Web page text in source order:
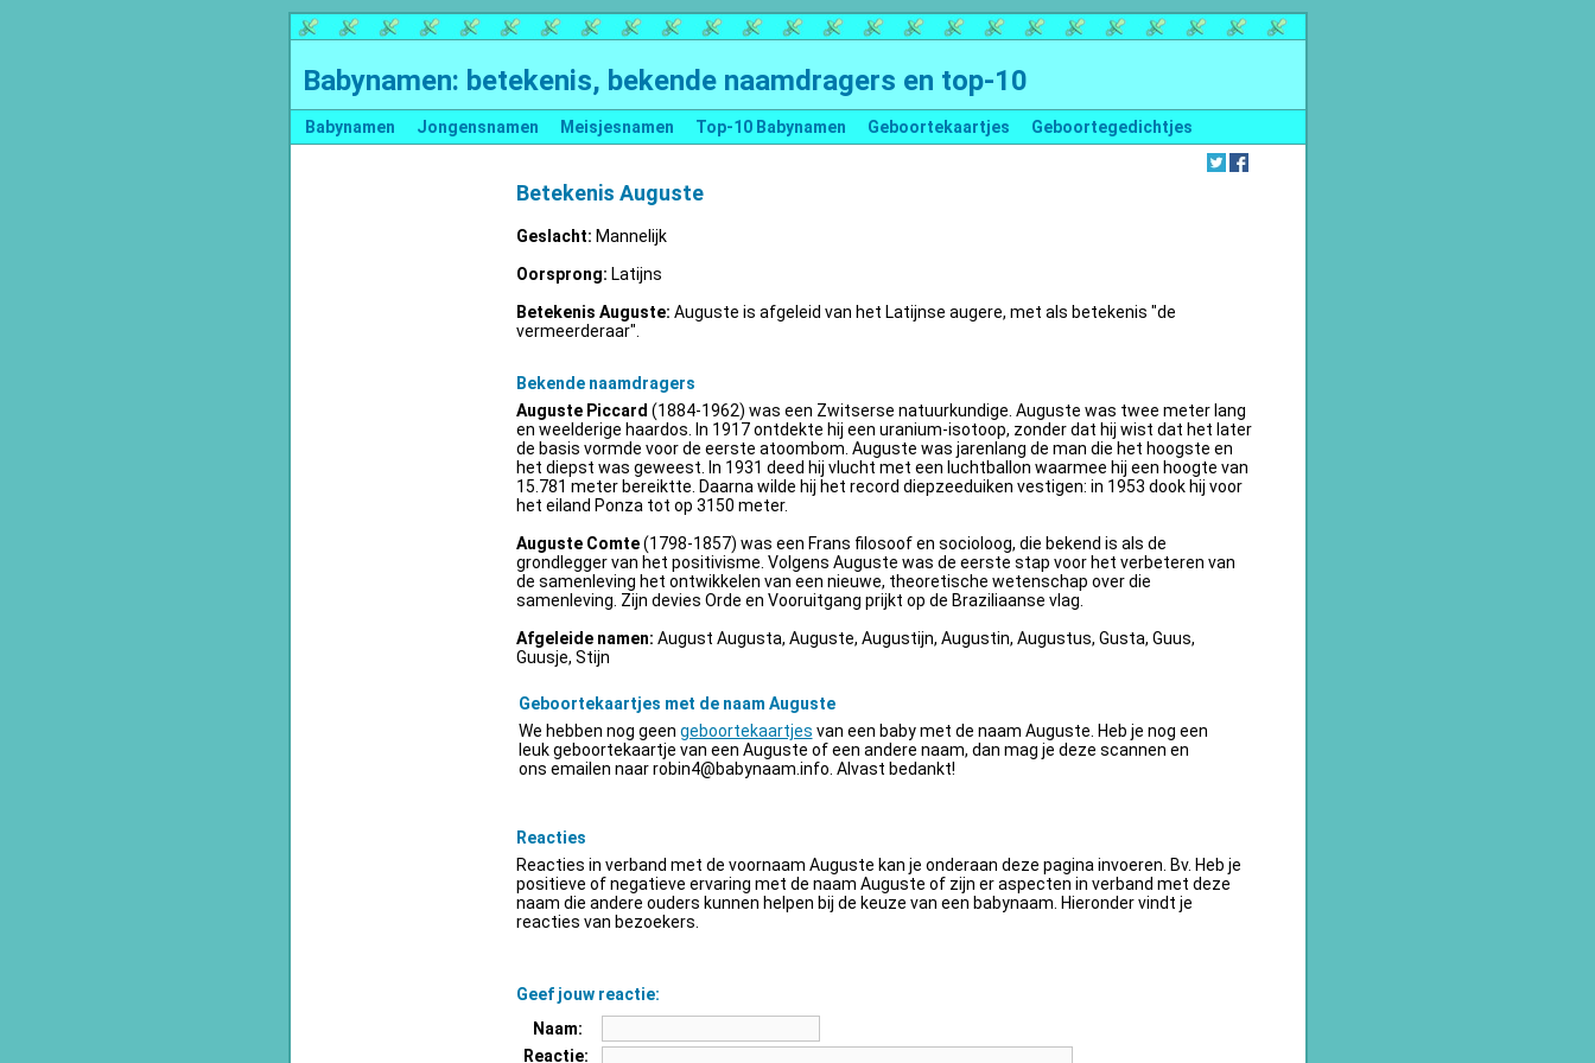
Babynamen: betekenis, bekende naamdragers en top-10
Babynamen Jongensnamen Meisjesnamen Top-10 Babynamen Geboortekaartjes Geboortegedichtjes
Betekenis Auguste
Geslacht: Mannelijk
Oorsprong: Latijns
Betekenis Auguste: Auguste is afgeleid van het Latijnse augere, met als betekenis "de
vermeerderaar".
Bekende naamdragers
Auguste Piccard (1884-1962) was een Zwitserse natuurkundige. Auguste was twee meter lang
en weelderige haardos. In 1917 ontdekte hij een uranium-isotoop, zonder dat hij wist dat het later
de basis vormde voor de eerste atoombom. Auguste was jarenlang de man die het hoogste en
het diepst was geweest. In 1931 deed hij vlucht met een luchtballon waarmee hij een hoogte van
15.781 meter bereiktte. Daarna wilde hij het record diepzeeduiken vestigen: in 1953 dook hij voor
het eiland Ponza tot op 3150 meter.
Auguste Comte(1798-1857) was een Frans filosoof en socioloog, die bekend is als de
grondlegger van het positivisme. Volgens Auguste was de eerste stap voor het verbeteren van
de samenleving het ontwikkelen van een nieuwe, theoretische wetenschap over die
samenleving. Zijn devies Orde en Vooruitgang prijkt op de Braziliaanse vlag.
Afgeleide namen: August Augusta, Auguste, Augustijn, Augustin, Augustus, Gusta, Guus,
Guusje, Stijn
Geboortekaartjes met de naam Auguste
We hebben nog geen geboortekaartjes van een baby met de naam Auguste. Heb je nog een
leuk geboortekaartje van een Auguste of een andere naam, dan mag je deze scannen en
ons emailen naarrobin4@babynaam.info . Alvast bedankt!
Reacties
Reacties in verband met de voornaam Auguste kan je onderaan deze pagina invoeren. Bv. Heb je
positieve of negatieve ervaring met de naam Auguste of zijn er aspecten in verband met deze
naam die andere ouders kunnen helpen bij de keuze van een babynaam. Hieronder vindt je
reacties van bezoekers.
Geef jouw reactie:
Naam:
Reactie: